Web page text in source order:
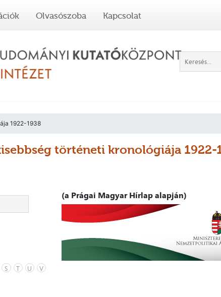
Olvasószoba Kapcsolat
1922-1938
történeti kronológiája 1922-
S T U
V
(a Prágai Magyar Hírlap alapján)